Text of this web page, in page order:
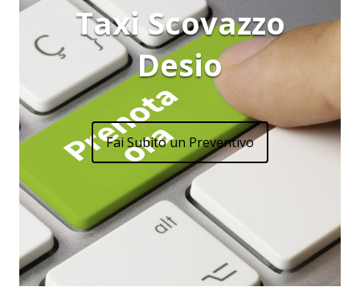
Taxi Scovazzo
Desio
Fai Subito un Preventivo